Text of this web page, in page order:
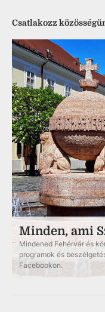
Csatlakozz
Minden, ami
Mindened Fehérvár és
programok és
Facebookon.